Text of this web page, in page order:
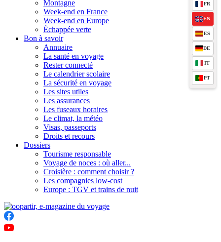
Montagne
Week-end en France
Week-end en Europe
Échappée verte
Bon à savoir
Annuaire
La santé en voyage
Rester connecté
Le calendrier scolaire
La sécurité en voyage
Les sites utiles
Les assurances
Les fuseaux horaires
Le climat, la météo
Visas, passeports
Droits et recours
Dossiers
Tourisme responsable
Voyage de noces : où aller...
Croisière : comment choisir ?
Les compagnies low-cost
Europe : TGV et trains de nuit
FR
EN
ES
DE
IT
PT